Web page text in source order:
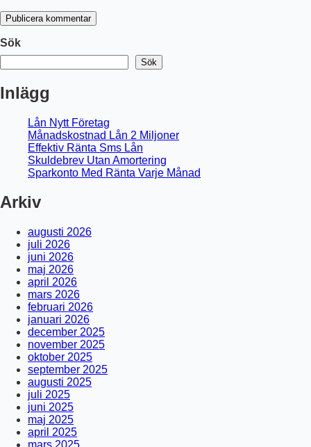
Publicera kommentar
Sök
Sök
Inlägg
Lån Nytt Företag
Månadskostnad Lån 2 Miljoner
Effektiv Ränta Sms Lån
Skuldebrev Utan Amortering
Sparkonto Med Ränta Varje Månad
Arkiv
augusti 2026
juli 2026
juni 2026
maj 2026
april 2026
mars 2026
februari 2026
januari 2026
december 2025
november 2025
oktober 2025
september 2025
augusti 2025
juli 2025
juni 2025
maj 2025
april 2025